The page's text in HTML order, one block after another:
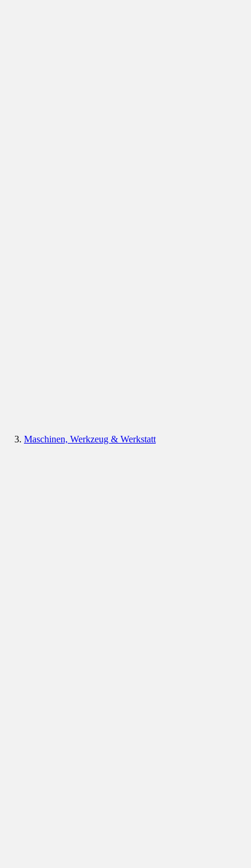
Maschinen, Werkzeug & Werkstatt